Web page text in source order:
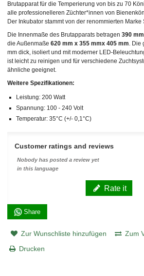
Brutapparat für die Temperierung von bis zu 70
alle professionelleren Züchter*innen von
Der Inkubator stammt von der renommierten
Die Innenmaße des Brutapparats betragen 390
die Außenmaße 620 mm x 355 mmx 405 mm. Die
mm dick, isoliert und mit moderner LED-
ist leicht zu reinigen und für verschiedene
ähnliche geeignet.
Weitere Spezifikationen:
Leistung: 200 Watt
Spannung: 100 - 240 Volt
Temperatur: 35°C (+/- 0,1°C)
Customer ratings and reviews
Nobody has posted a review yet
in this language
Rate it
Share
Zur Wunschliste hinzufügen
Zum
Drucken